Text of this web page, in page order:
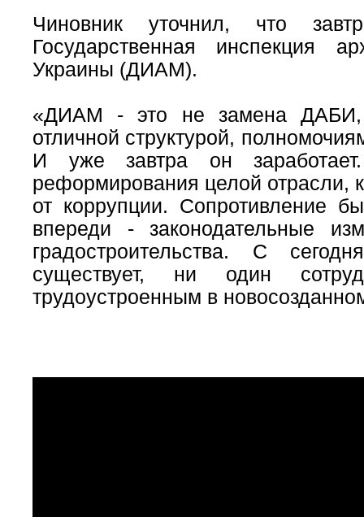
Чиновник уточнил, что
Государственная инспекция
Украины (ДИАМ).
«ДИАМ - это не замена ДАБИ,
отличной структурой,
И уже завтра он
реформирования целой отрасли,
от коррупции. Сопротивление
впереди - законодательные
градостроительства. С
существует, ни один
трудоустроенным в